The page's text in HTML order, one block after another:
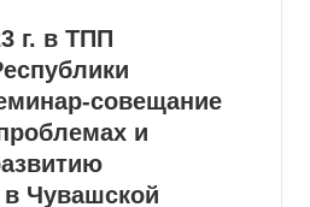
г. в ТПП
совещание
и
в Чувашской